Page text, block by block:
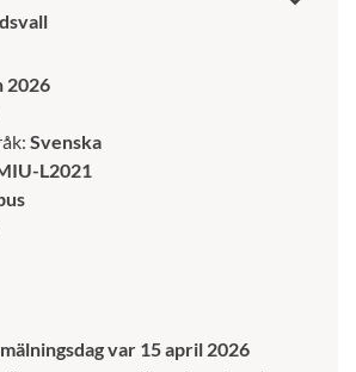
2026
Svenska
L2021
var 15 april 2026